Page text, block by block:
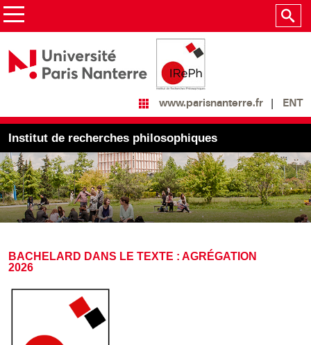
www.parisnanterre.fr ENT
Institut de recherches philosophiques
BACHELARD DANS LE TEXTE : AGRÉGATION
2026